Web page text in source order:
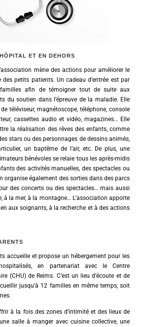
ET EN DEHORS
mène des actions pour améliorer le
petits patients. Un cadeau d’entrée est par
afin de témoigner tout de suite aux
du soutien dans l’épreuve de la maladie. Elle
téléviseur, magnétoscope, téléphone, console
cassettes audio et vidéo, magazines… Elle
la réalisation des rêves des enfants, comme
stars ou des personnages de dessins animés,
un baptême de l’air, etc. De plus, une
bénévoles se relaie tous les après-midis
des activités manuelles, des spectacles ou
organise également des sorties dans des parcs
des concerts ou des spectacles… mais aussi
à la mer, à la montagne… L’association apporte
aux soignants, à la recherche et à des actions
accueille et propose un hébergement pour les
en partenariat avec le Centre
(CHU) de Reims. C’est un lieu d’écoute et de
jusqu’à 12 familles en même temps, soit
à la fois des zones d’intimité et des lieux de
salle à manger avec cuisine collective, une